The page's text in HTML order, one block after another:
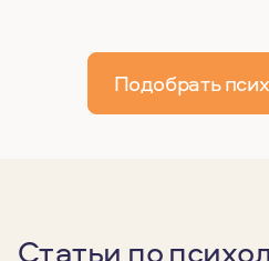
Подобрать
Статьи по